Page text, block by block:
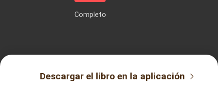
Completo
Descargar el libro en la aplicación